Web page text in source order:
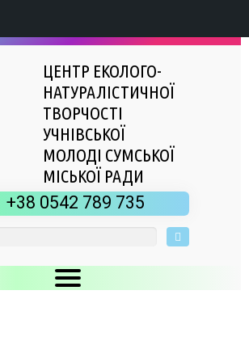
ЦЕНТР ЕКОЛОГО-
НАТУРАЛІСТИЧНОЇ
ТВОРЧОСТІ
УЧНІВСЬКОЇ
МОЛОДІ СУМСЬКОЇ
МІСЬКОЇ РАДИ
+38 0542 789 735